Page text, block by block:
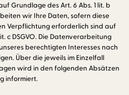
Grundlage des Art. 6 Abs. 1 lit. b
wir Ihre Daten, sofern diese
Verpflichtung erforderlich sind auf
c DSGVO. Die Datenverarbeitung
berechtigten Interesses nach
Über die jeweils im Einzelfall
wird in den folgenden Absätzen
informiert.